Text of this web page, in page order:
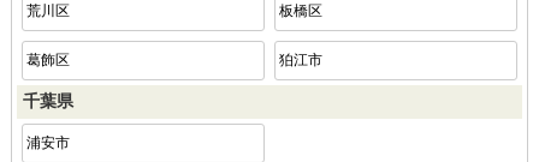
荒川区 板橋区
葛飾区 狛江市
千葉県
浦安市